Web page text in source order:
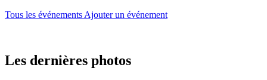
Tous les événements Ajouter un événement
Les dernières photos